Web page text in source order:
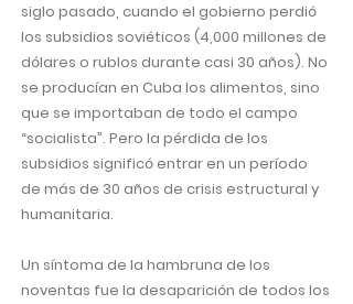
siglo pasado, cuando el gobierno perdió
los subsidios soviéticos (4,000 millones de
dólares o rublos durante casi 30 años). No
se producían en Cuba los alimentos, sino
que se importaban de todo el campo
“socialista”. Pero la pérdida de los
subsidios significó entrar en un período
de más de 30 años de crisis estructural y
humanitaria.
Un síntoma de la hambruna de los
noventas fue la desaparición de todos los